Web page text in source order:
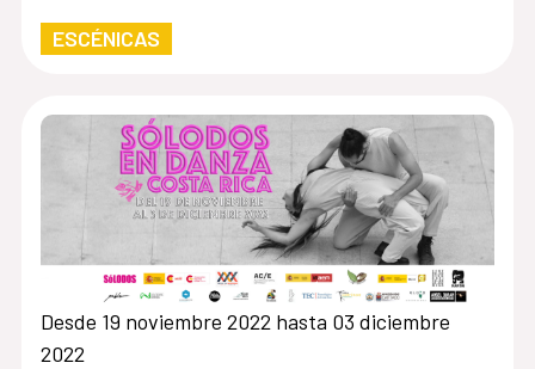
ESCÉNICAS
Desde 19 noviembre 2022 hasta 03 diciembre
2022